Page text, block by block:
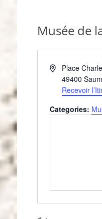
Musée de
A
s
Place
49400
Recevoir
Categories: